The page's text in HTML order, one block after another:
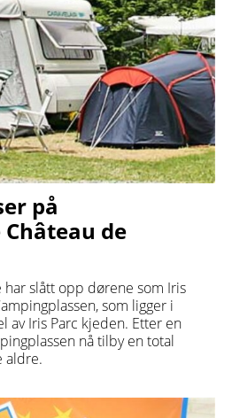
på
de
har slått opp dørene som Iris
som ligger i
av Iris Parc kjeden. Etter en
nå tilby en total
aldre.